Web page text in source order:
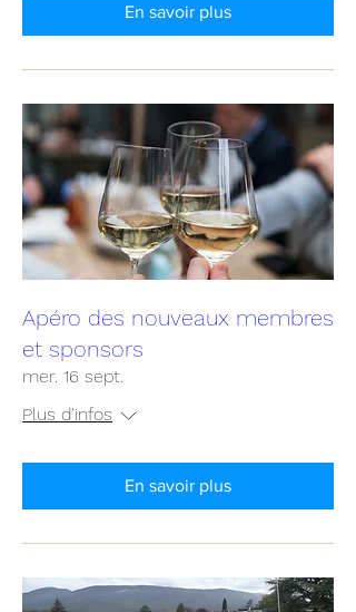
En savoir plus
Apéro des nouveaux membres
et sponsors
mer. 16 sept.
Plus d'infos
En savoir plus